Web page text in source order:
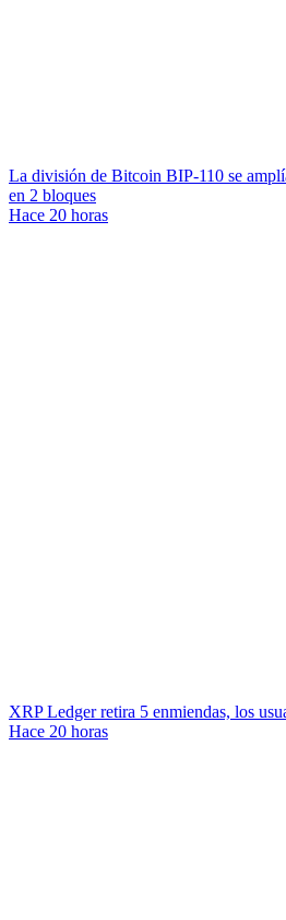
La división de Bitcoin BIP-110 se
en 2 bloques
Hace 20 horas
XRP Ledger retira 5 enmiendas, los
Hace 20 horas